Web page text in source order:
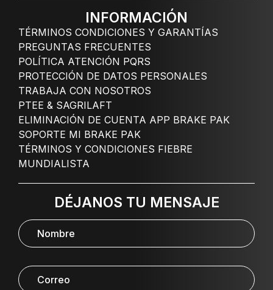
INFORMACIÓN
TÉRMINOS CONDICIONES Y GARANTÍAS
PREGUNTAS FRECUENTES
POLÍTICA ATENCIÓN PQRS
PROTECCIÓN DE DATOS PERSONALES
TRABAJA CON NOSOTROS
PTEE & SAGRILAFT
ELIMINACIÓN DE CUENTA APP BRAKE PAK
SOPORTE MI BRAKE PAK
TÉRMINOS Y CONDICIONES FIEBRE
MUNDIALISTA
DÉJANOS TU MENSAJE